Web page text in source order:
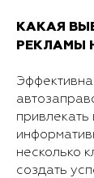
КАКАЯ
РЕКЛАМЫ
привлекать
несколько
создать